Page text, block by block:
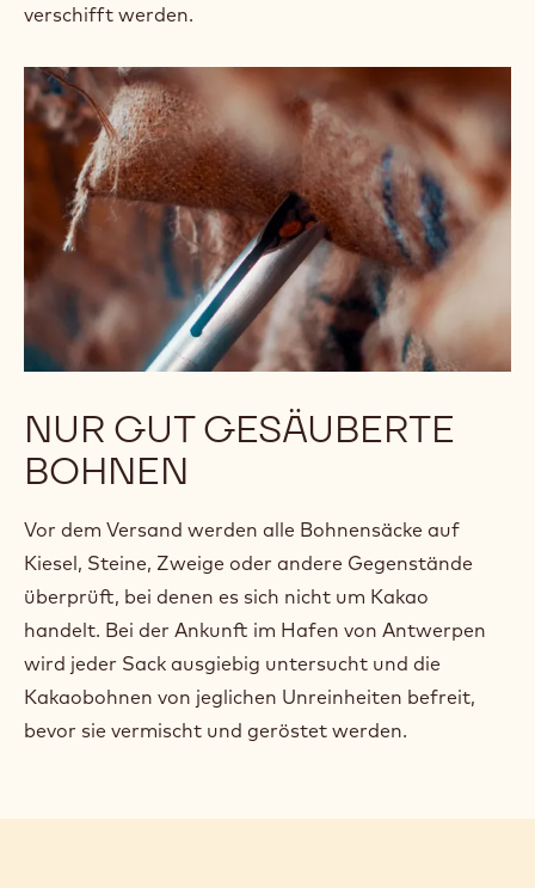
verschifft werden.
NUR GUT GESÄUBERTE
BOHNEN
Vor dem Versand werden alle Bohnensäcke auf
Kiesel, Steine, Zweige oder andere Gegenstände
überprüft, bei denen es sich nicht um Kakao
handelt. Bei der Ankunft im Hafen von Antwerpen
wird jeder Sack ausgiebig untersucht und die
Kakaobohnen von jeglichen Unreinheiten befreit,
bevor sie vermischt und geröstet werden.